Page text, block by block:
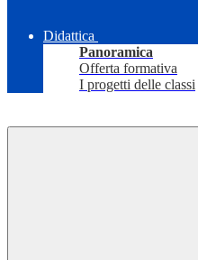
Didattica
Panoramica
Offerta formativa
I progetti delle classi